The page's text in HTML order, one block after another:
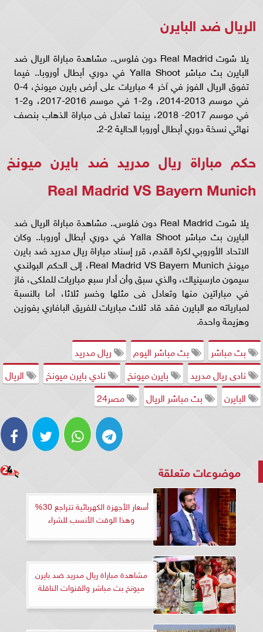
الريال ضد البايرن
يلا شوت Real Madrid دون فلوس.. مشاهدة مباراة الريال ضد
البايرن بث مباشر Yalla Shoot في دوري أبطال أوروبا.. فيما
تفوق الريال الفوز في آخر 4 مباريات على أرض بايرن ميونخ، 4-0
في موسم 2013-2014، و2-1 في موسم 2016-2017، و2-1
في موسم 2017- 2018، بينما تعادل فى مباراة الذهاب بنصف
نهائي نسخة دوري أبطال أوروبا الحالية 2-2.
حكم مباراة ريال مدريد ضد بايرن ميونخ
Real Madrid VS Bayern Munich
يلا شوت Real Madrid دون فلوس.. مشاهدة مباراة الريال ضد
البايرن بث مباشر Yalla Shoot في دوري أبطال أوروبا.. وكان
الاتحاد الأوروبي لكرة القدم، قرر إسناد مباراة ريال مدريد ضد بايرن
ميونخ Real Madrid VS Bayern Munich، إلى الحكم البولندي
سيمون مارسينياك، والذي سبق وأن أدار سبع مباريات للملكى، فاز
في مباراتين منها وتعادل فى مثلها وخسر ثلاثا، أما بالنسبة
لمبارياته مع البايرن فقد قاد ثلاث مباريات للفريق البافاري بفوزين
وهزيمة واحدة.
بث مباشر
بث مباشر اليوم
ريال مدريد
نادى ريال مدريد
بايرن ميونخ نادي بايرن ميونخ
الريال
البايرن
بث مباشر الريال مصر24
موضوعات متعلقة
أسعار الأجهزة الكهربائية تتراجع 30%
وهذا الوقت الأنسب للشراء
مشاهدة مباراة ريال مدريد ضد بايرن
ميونخ بث مباشر والقنوات الناقلة